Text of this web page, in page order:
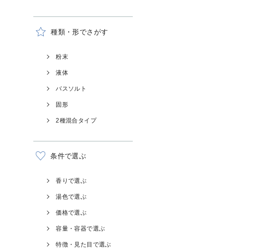
種類・形でさがす
粉末
液体
バスソルト
固形
2種混合タイプ
条件で選ぶ
香りで選ぶ
湯色で選ぶ
価格で選ぶ
容量・容器で選ぶ
特徴・見た目で選ぶ